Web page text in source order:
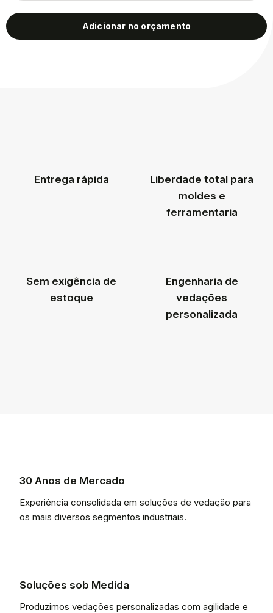
Adicionar no orçamento
Entrega rápida
Liberdade total para
moldes e
ferramentaria
Sem exigência de
estoque
Engenharia de
vedações
personalizada
30 Anos de Mercado
Experiência consolidada em soluções de vedação para
os mais diversos segmentos industriais.
Soluções sob Medida
Produzimos vedações personalizadas com agilidade e